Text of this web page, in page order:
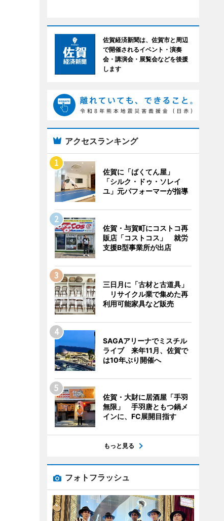
佐賀経済新聞は、佐賀市と周辺
で開催されるイベント・演奏
会・講演会・展覧会などを後援
します
アクセスランキング
佐賀に「ばくてん屋」
「シルク・ドゥ・ソレイ
ユ」元パフォーマーが指導
佐賀・与賀町にコストコ再
販店「コストコス」 就労
支援B型事業所が出店
三日月に「古材と古道具」
リサイクル業で集めた再
利用可能家具など販売
SAGAアリーナでミスチル
ライブ 来年11月、佐賀で
は10年ぶり開催へ
佐賀・大財に居酒屋「手羽
無限」 手羽唐ともつ鍋メ
インに、FC展開目指す
もっと見る
フォトフラッシュ